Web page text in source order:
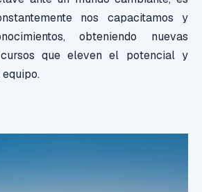
nos capacitamos y
obteniendo nuevas
que eleven el potencial y